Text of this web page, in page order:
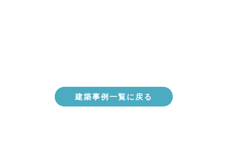
建築事例一覧に戻る